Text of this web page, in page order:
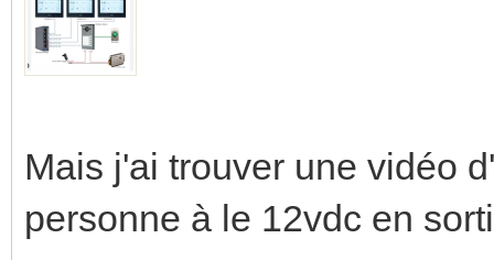
Mais j'ai trouver une vidéo
personne à le 12vdc en